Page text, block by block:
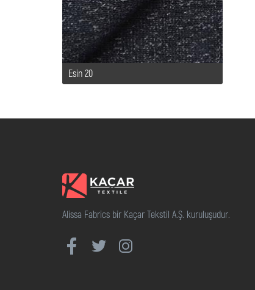
Esin 20
Alissa Fabrics bir Kaçar Tekstil A.Ş. kuruluşudur.